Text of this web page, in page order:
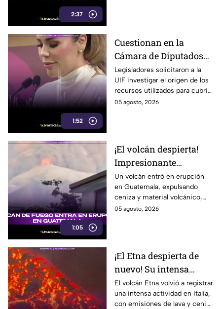
2:37
1:52
Cuestionan en la
Cámara de Diputados
pagos por más de 300
mil dólares realizados
a despachos en EE. UU.
Legisladores solicitaron a la
UIF investigar el origen de los
recursos utilizados para cubrir
pagos por más de 300 mil
05 agosto, 2026
1:05
¡El volcán despierta!
Impresionante
erupción sorprende en
Guatemala
Un volcán entró en erupción
en Guatemala, expulsando
ceniza y material volcánico,
mientras autoridades
05 agosto, 2026
¡El Etna despierta de
nuevo! Su intensa
actividad sorprende en
Italia
El volcán Etna volvió a registrar
una intensa actividad en Italia,
con emisiones de lava y ceniza